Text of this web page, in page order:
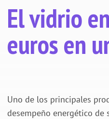
El vidrio
euros en
Uno de los principales
desempeño energético